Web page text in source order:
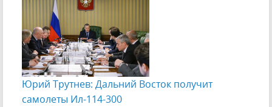
Юрий Трутнев: Дальний Восток получит
самолеты Ил-114-300